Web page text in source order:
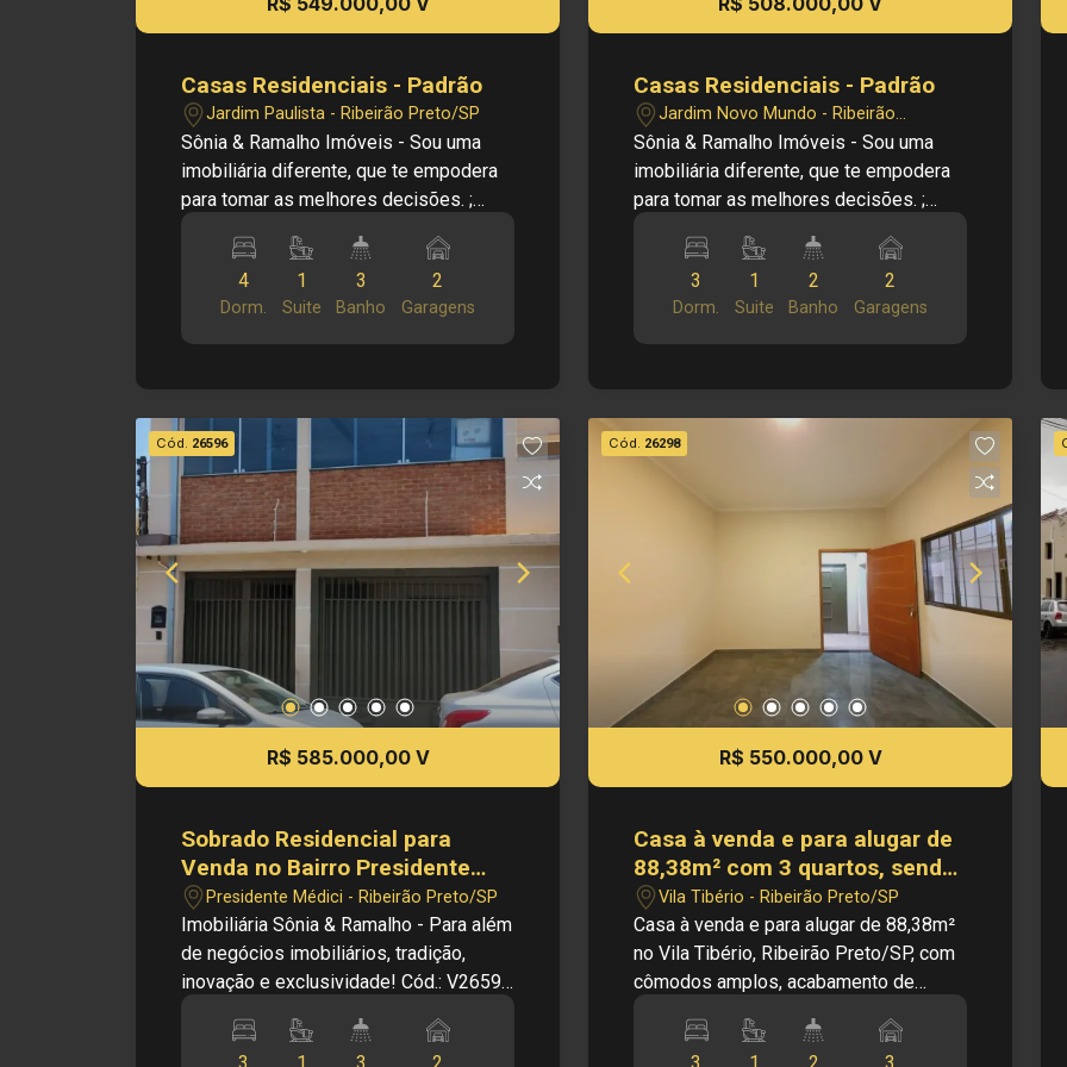
Casas Residenciais - Padrão
Jardim Paulista - Ribeirão Preto/SP
Sônia & Ramalho Imóveis - Sou uma
imobiliária diferente, que te empodera
para tomar as melhores decisões. ;
do imóvel: - Casa térrea. - Jardim
Paulista - 4 dormitórios - 1 suite - 1
banheiro social - Cozinha - Sala -
Lavanderia - 2 vagas de garagem -
Dimensões: - 440,00 m² Área Terreno -
330,00 m² Área Construída.
Investimento venda: R$ 549.000,00
Quer mais informações? Fale com o
nosso time de especialistas:
WhatsApp: (16) 99963 - 7700 -
Edalberto Ramalho. Obs.: como
imobiliária, me reservo o direito de
alterar qualquer informação referente
aos valores, dados e disponibilidade
de meus imóveis, sem aviso prévio.
4
Dorm.
1
Suite
3
Banho
2
Garagens
Casas Residenciais - Padrão
Jardim Novo Mundo - Ribeirão
Preto/SP
Sônia & Ramalho Imóveis - Sou uma
imobiliária diferente, que te empodera
para tomar as melhores decisões. ;
do imóvel: - Casa térrea. - Jardim Novo
Mundo - 3 dormitórios - 1 suíte - 1
banheiro social - Cozinha - Sala -
Lavanderia - Quintal - 2 vagas de
Área Terreno - 172,00 m² Área
Construída. Investimento venda: R$
7700 - Edalberto Ramalho. Obs.: como
imobiliária, me reservo o direito de
alterar qualquer informação referente
aos valores, dados e disponibilidade
de meus imóveis, sem aviso prévio.
3
Dorm.
1
Suite
2
Banho
2
Garagens
Cód. 26596
R$ 585.000,00 V
Sobrado Residencial para
Venda no Bairro Presidente
Médici, em Ribeirão Preto
Presidente Médici - Ribeirão Preto/SP
Imobiliária Sônia & Ramalho - Para além
de negócios imobiliários, tradição,
inovação e exclusividade! Cód.: V26596
Sobrado Residencial - Bairro
Cód. 26298
R$ 550.000,00 V
Casa à venda e para alugar de
88,38m² com 3 quartos, sendo
1 suíte no Vila Tibério
Vila Tibério - Ribeirão Preto/SP
Casa à venda e para alugar de 88,38m²
no Vila Tibério, Ribeirão Preto/SP, com
cômodos amplos, acabamento de
escolas, comércio e com fácil acesso